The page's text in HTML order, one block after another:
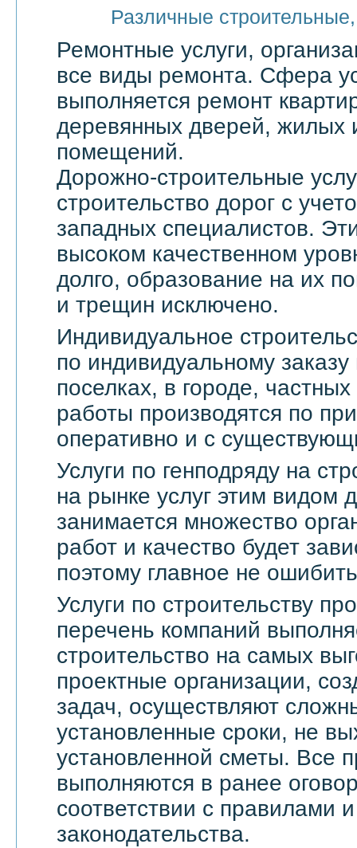
Различные
Ремонтные услуги,
все виды ремонта. Сфера
выполняется ремонт
деревянных дверей, жилых
помещений.
Дорожно-строительные
строительство дорог с
западных специалистов.
высоком качественном
долго, образование на их
и трещин исключено.
Индивидуальное
по индивидуальному
поселках, в городе,
работы производятся по
оперативно и с
Услуги по генподряду на
на рынке услуг этим видом
занимается множество
работ и качество будет
поэтому главное не
Услуги по строительству
перечень компаний
строительство на самых
проектные организации,
задач, осуществляют
установленные сроки, не
установленной сметы. Все
выполняются в ранее
соответствии с правилами
законодательства.